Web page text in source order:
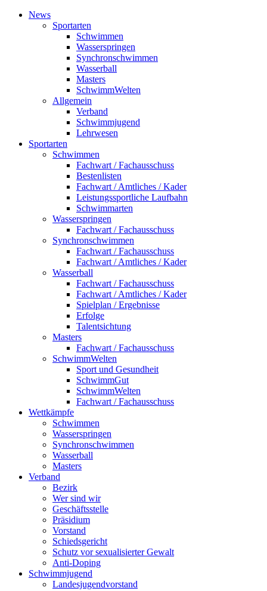
News
Sportarten
Schwimmen
Wasserspringen
Synchronschwimmen
Wasserball
Masters
SchwimmWelten
Allgemein
Verband
Schwimmjugend
Lehrwesen
Sportarten
Schwimmen
Fachwart / Fachausschuss
Bestenlisten
Fachwart / Amtliches / Kader
Leistungssportliche Laufbahn
Schwimmarten
Wasserspringen
Fachwart / Fachausschuss
Synchronschwimmen
Fachwart / Fachausschuss
Fachwart / Amtliches / Kader
Wasserball
Fachwart / Fachausschuss
Fachwart / Amtliches / Kader
Spielplan / Ergebnisse
Erfolge
Talentsichtung
Masters
Fachwart / Fachausschuss
SchwimmWelten
Sport und Gesundheit
SchwimmGut
SchwimmWelten
Fachwart / Fachausschuss
Wettkämpfe
Schwimmen
Wasserspringen
Synchronschwimmen
Wasserball
Masters
Verband
Bezirk
Wer sind wir
Geschäftsstelle
Präsidium
Vorstand
Schiedsgericht
Schutz vor sexualisierter Gewalt
Anti-Doping
Schwimmjugend
Landesjugendvorstand